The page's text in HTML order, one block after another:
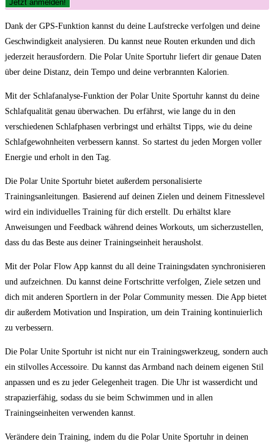
Dank der GPS-Funktion kannst du deine ‍Laufstrecke verfolgen und deine
Geschwindigkeit⁣ analysieren. Du kannst neue Routen erkunden und dich
jederzeit herausfordern. Die Polar Unite Sportuhr liefert dir genaue Daten
über deine Distanz, dein Tempo und deine verbrannten​ Kalorien.
Mit der Schlafanalyse-Funktion⁤ der Polar Unite Sportuhr kannst du deine
Schlafqualität genau‌ überwachen. Du erfährst, wie lange du in den
verschiedenen Schlafphasen verbringst und erhältst Tipps, wie du deine
Schlafgewohnheiten verbessern kannst. So startest du jeden Morgen voller
Energie und ⁤erholt in den Tag.
Die Polar Unite Sportuhr bietet außerdem ‍personalisierte
Trainingsanleitungen.⁢ Basierend auf deinen Zielen und deinem Fitnesslevel
wird ⁣ein ‌individuelles Training für dich erstellt. Du ⁣erhältst klare
Anweisungen und Feedback​ während deines Workouts, um sicherzustellen,
dass du das Beste aus deiner Trainingseinheit herausholst.
Mit der Polar Flow App ⁤kannst du all deine Trainingsdaten synchronisieren
und aufzeichnen. Du kannst ‌deine Fortschritte verfolgen, Ziele setzen und
⁤dich ⁢mit ‍anderen Sportlern in der Polar Community messen. Die App bietet
dir außerdem⁢ Motivation und Inspiration, um ​dein Training kontinuierlich
zu verbessern.
Die Polar⁢ Unite​ Sportuhr ist nicht nur ein Trainingswerkzeug, sondern auch
ein stilvolles Accessoire. Du kannst das Armband nach deinem eigenen Stil
anpassen und es zu jeder Gelegenheit tragen. Die Uhr ist wasserdicht​ und
strapazierfähig, sodass du sie beim Schwimmen und in allen
‍Trainingseinheiten verwenden kannst.
Verändere dein Training, indem du die Polar Unite Sportuhr in deinen